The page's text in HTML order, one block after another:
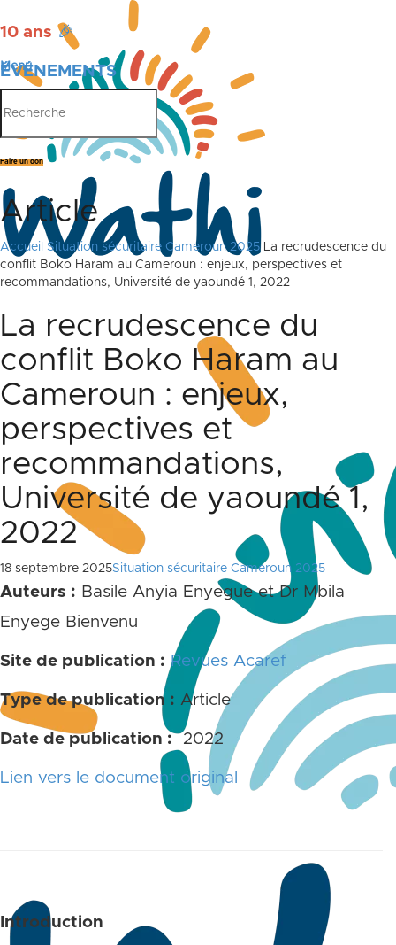
10 ans 🎉
ÉVÉNEMENTS
PUBLICATIONS
Menu
Faire un don
Article
Accueil Situation sécuritaire Cameroun 2025 La recrudescence du
conflit Boko Haram au Cameroun : enjeux, perspectives et
recommandations, Université de yaoundé 1, 2022
La recrudescence du
conflit Boko Haram au
Cameroun : enjeux,
perspectives et
recommandations,
Université de yaoundé 1,
2022
18 septembre 2025Situation sécuritaire Cameroun 2025
Auteurs : Basile Anyia Enyegue et Dr Mbila
Enyege Bienvenu
Site de publication : Revues Acaref
Type de publication : Article
Date de publication :2022
Lien vers le document original
Introduction